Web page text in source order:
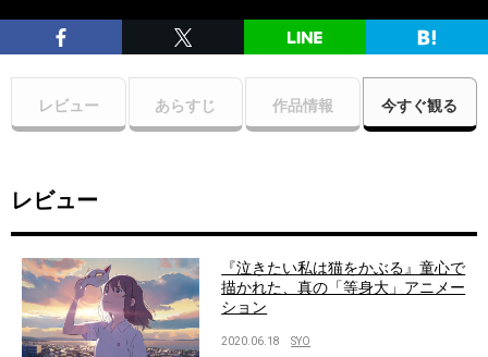
レビュー あらすじ 作品情報 今すぐ観る
レビュー
『泣きたい私は猫をかぶる』童心で
描かれた、真の「等身大」アニメー
ション
2020.06.18 SYO